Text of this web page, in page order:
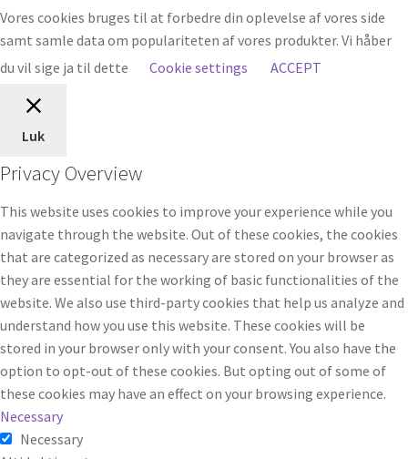
Vores cookies bruges til at forbedre din oplevelse af vores side
samt samle data om populariteten af vores produkter. Vi håber
du vil sige ja til dette
Cookie settings ACCEPT
Luk
Privacy Overview
This website uses cookies to improve your experience while you
navigate through the website. Out of these cookies, the cookies
that are categorized as necessary are stored on your browser as
they are essential for the working of basic functionalities of the
website. We also use third-party cookies that help us analyze and
understand how you use this website. These cookies will be
stored in your browser only with your consent. You also have the
option to opt-out of these cookies. But opting out of some of
these cookies may have an effect on your browsing experience.
Necessary
Necessary